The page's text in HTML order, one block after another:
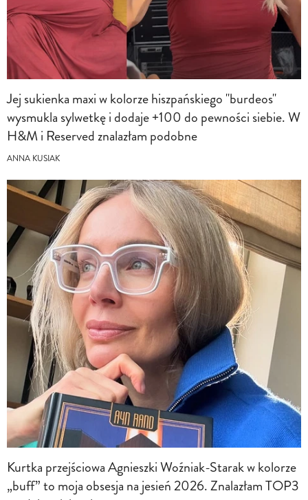
Jej sukienka maxi w kolorze hiszpańskiego "burdeos"
wysmukla sylwetkę i dodaje +100 do pewności siebie. W
H&M i Reserved znalazłam podobne
ANNA KUSIAK
Kurtka przejściowa Agnieszki Woźniak-Starak w kolorze
„buff” to moja obsesja na jesień 2026. Znalazłam TOP3